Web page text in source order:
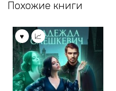
Похожие книги